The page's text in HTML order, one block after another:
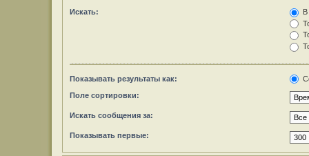
Искать:
В
Показывать результаты как:
Поле сортировки:
Искать сообщения за:
Показывать первые: